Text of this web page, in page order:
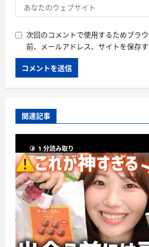
次回のコメントで使用するためブラ
前、メールアドレス、サイトを保存す
関連記事
1 分読み取り